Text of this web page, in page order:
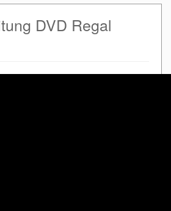
DVD Regal